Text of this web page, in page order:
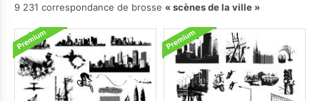
9 231 correspondance de brosse
scènes de la ville